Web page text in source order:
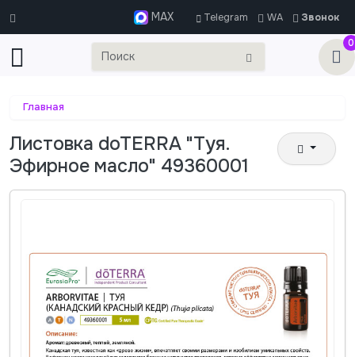
MAX Telegram WA
Звонок
0
Главная
Листовка doTERRA "Туя.
Эфирное масло" 49360001